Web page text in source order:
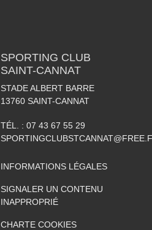
SPORTING CLUB
SAINT-CANNAT
STADE ALBERT BARRE
13760 SAINT-CANNAT
TÉL. : 07 43 67 55 29
INFORMATIONS LÉGALES
SIGNALER UN CONTENU
INAPPROPRIÉ
CHARTE COOKIES